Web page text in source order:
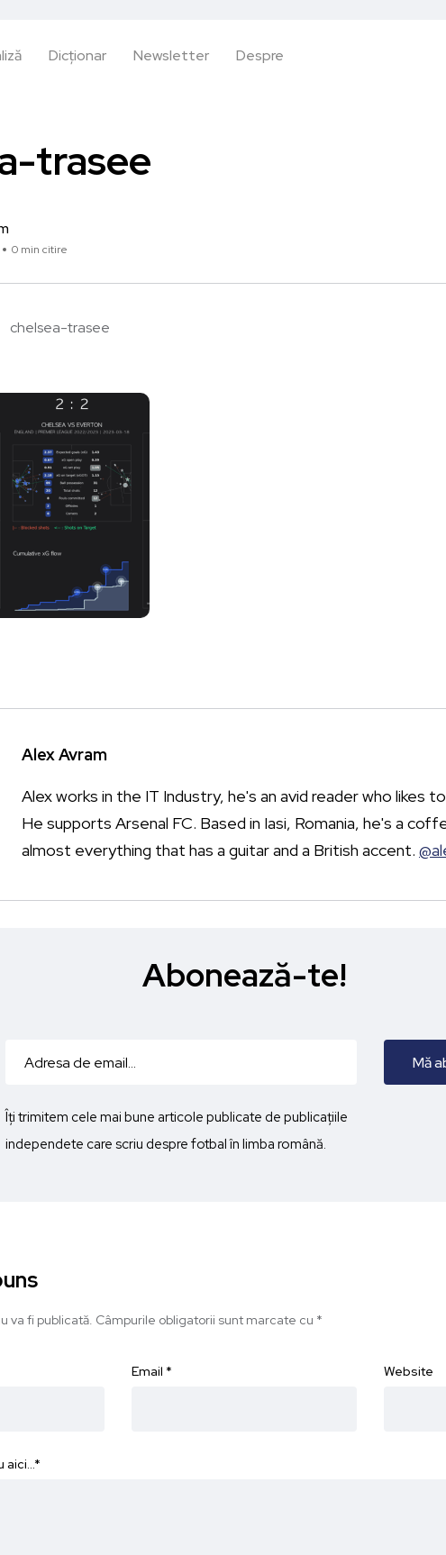
Dicționar Newsletter Despre
trasee
0 min citire
chelsea-trasee
Alex Avram
Alex works in the IT Industry, he's an avid reader who likes
He supports Arsenal FC. Based in Iasi, Romania, he's a
almost everything that has a guitar and a British accent.
Abonează-te!
Îți trimitem cele mai bune articole publicate de publicațiile
independete care scriu despre fotbal în limba română.
va fi publicată. Câmpurile obligatorii sunt marcate cu *
Email * Website
aici...*